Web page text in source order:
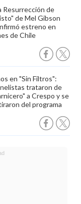
Resurrección de
de Mel Gibson
estreno en
de Chile
en "Sin Filtros":
trataron de
a Crespo y se
del programa